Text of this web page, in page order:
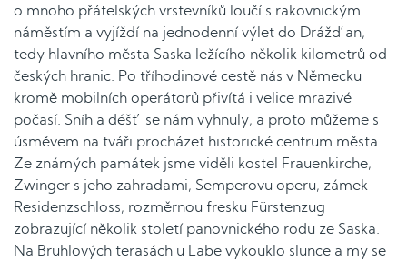
o mnoho přátelských vrstevníků loučí s rakovnickým
náměstím a vyjíždí na jednodenní výlet do Drážďan,
tedy hlavního města Saska ležícího několik kilometrů od
českých hranic. Po tříhodinové cestě nás v Německu
kromě mobilních operátorů přivítá i velice mrazivé
počasí. Sníh a déšť se nám vyhnuly, a proto můžeme s
úsměvem na tváři procházet historické centrum města.
Ze známých památek jsme viděli kostel Frauenkirche,
Zwinger s jeho zahradami, Semperovu operu, zámek
Residenzschloss, rozměrnou fresku Fürstenzug
zobrazující několik století panovnického rodu ze Saska.
Na Brühlových terasách u Labe vykouklo slunce a my se